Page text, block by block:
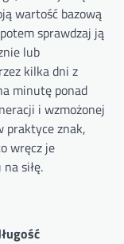
wartość bazową
sprawdzaj ją
lub
kilka dni z
minutę ponad
i wzmożonej
praktyce znak,
wręcz je
siłę.